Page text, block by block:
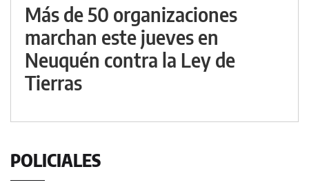
Más de 50 organizaciones
marchan este jueves en
Neuquén contra la Ley de
Tierras
POLICIALES